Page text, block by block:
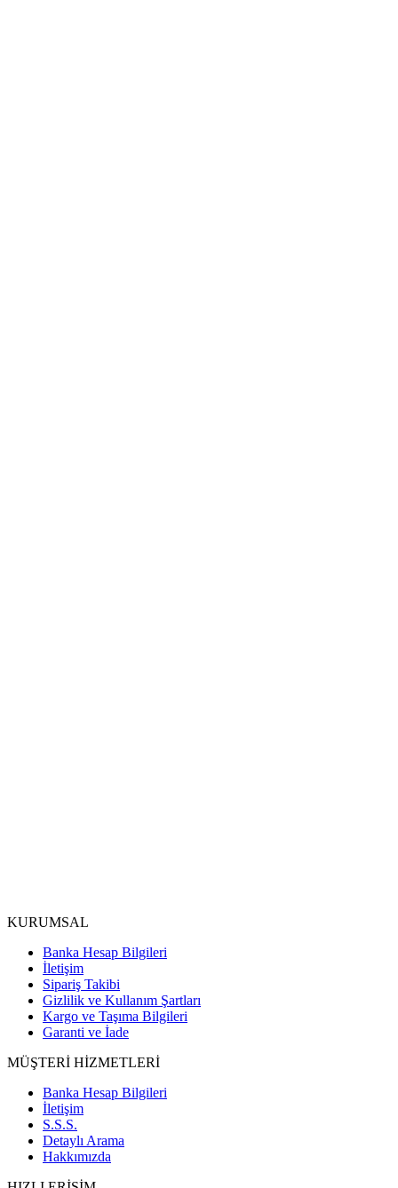
KURUMSAL
Banka Hesap Bilgileri
İletişim
Sipariş Takibi
Gizlilik ve Kullanım Şartları
Kargo ve Taşıma Bilgileri
Garanti ve İade
MÜŞTERİ HİZMETLERİ
Banka Hesap Bilgileri
İletişim
S.S.S.
Detaylı Arama
Hakkımızda